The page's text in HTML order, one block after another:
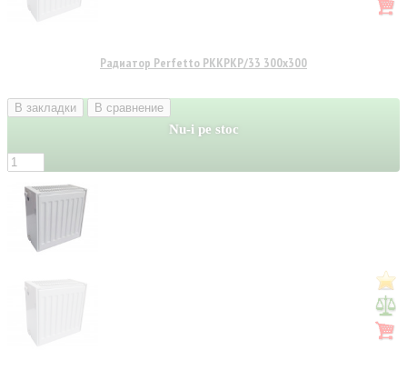
Радиатор Perfetto PKKPKP/33 300x300
В закладки В сравнение
Nu-i pe stoc